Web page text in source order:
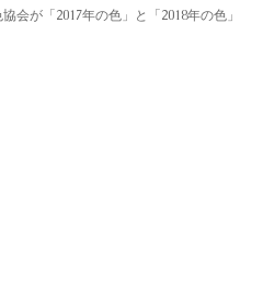
会が「2017年の色」と「2018年の色」